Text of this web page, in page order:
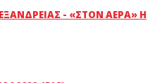
- «ΣΤΟΝ ΑΈΡΑ» Η